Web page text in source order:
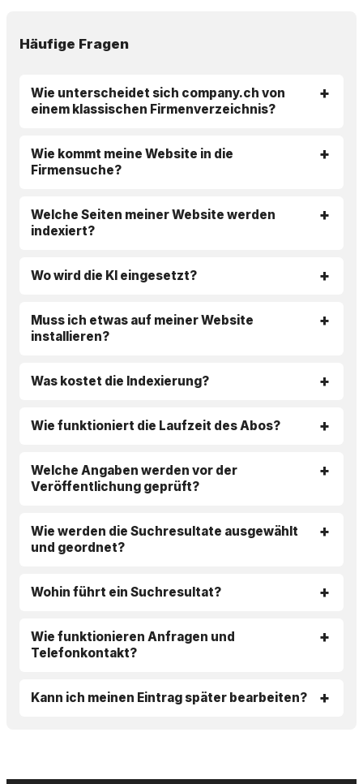
Häufige Fragen
Wie unterscheidet sich company.ch von
einem klassischen Firmenverzeichnis?
Wie kommt meine Website in die
Firmensuche?
Welche Seiten meiner Website werden
indexiert?
Wo wird die KI eingesetzt?
Muss ich etwas auf meiner Website
installieren?
Was kostet die Indexierung?
Wie funktioniert die Laufzeit des Abos?
Welche Angaben werden vor der
Veröffentlichung geprüft?
Wie werden die Suchresultate ausgewählt
und geordnet?
Wohin führt ein Suchresultat?
Wie funktionieren Anfragen und
Telefonkontakt?
Kann ich meinen Eintrag später bearbeiten?